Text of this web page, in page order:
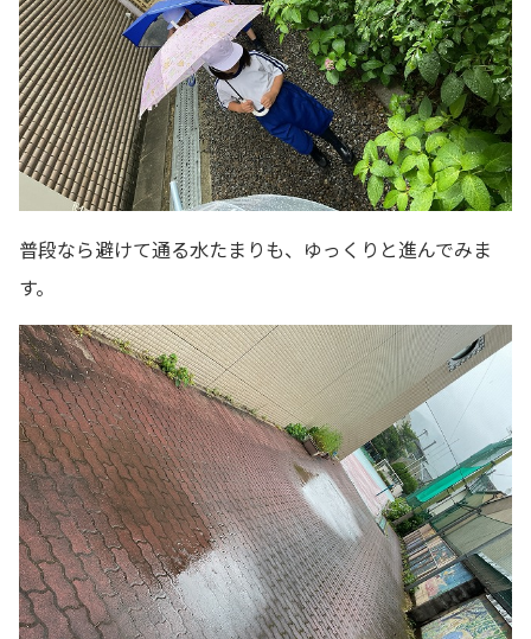
普段なら避けて通る水たまりも、ゆっくりと進んでみま
す。